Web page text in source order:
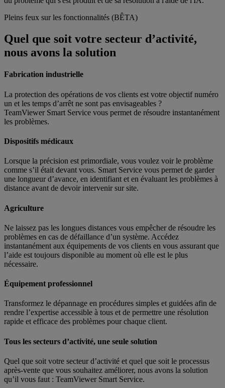
Pleins feux sur les fonctionnalités (BÊTA)
Quel que soit votre secteur d’activité,
nous avons la solution
Fabrication industrielle
La protection des opérations de vos clients est votre objectif numéro
un et les temps d’arrêt ne sont pas envisageables ?
TeamViewer Smart Service vous permet de résoudre instantanément
les problèmes.
Dispositifs médicaux
Lorsque la précision est primordiale, vous voulez voir le problème
comme s’il était devant vous. Smart Service vous permet de garder
une longueur d’avance, en identifiant et en évaluant les problèmes à
distance avant de devoir intervenir sur site.
Agriculture
Ne laissez pas les longues distances vous empêcher de résoudre les
problèmes en cas de défaillance d’un système. Accédez
instantanément aux équipements de vos clients en vous assurant que
l’aide est toujours disponible au moment où elle est le plus
nécessaire.
Équipement professionnel
Transformez le dépannage en procédures simples et guidées afin de
rendre l’expertise accessible à tous et de permettre une résolution
rapide et efficace des problèmes pour chaque client.
Tous les secteurs d’activité, une seule solution
Quel que soit votre secteur d’activité et quel que soit le processus
après-vente que vous souhaitez améliorer, nous avons la solution
qu’il vous faut : TeamViewer Smart Service.